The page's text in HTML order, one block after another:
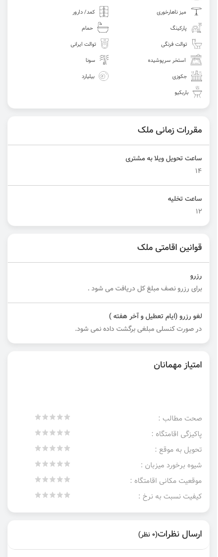
میز ناهارخوری
کمد/ دارور
پارکینگ
حمام
توالت فرنگی
توالت ایرانی
استخر سرپوشیده
سونا
جکوزی
بیلیارد
باربکیو
مقررات زمانی ملک
ساعت تحویل ویلا به مشتری
14
ساعت تخلیه
12
قوانین اقامتی ملک
رزرو
برای رزرو نصف مبلغ کل دریافت می شود .
لغو رزرو (ایام تعطیل و آخر هفته )
در صورت کنسلی مبلغی برگشت داده نمی شود.
امتیاز مهمانان
صحت مطالب :
پاکیزگی اقامتگاه :
تحویل به موقع :
شیوه برخورد میزبان :
موقعیت مکانی اقامتگاه :
کیفیت نسبت به نرخ :
ارسال نظرات(0 نظر)